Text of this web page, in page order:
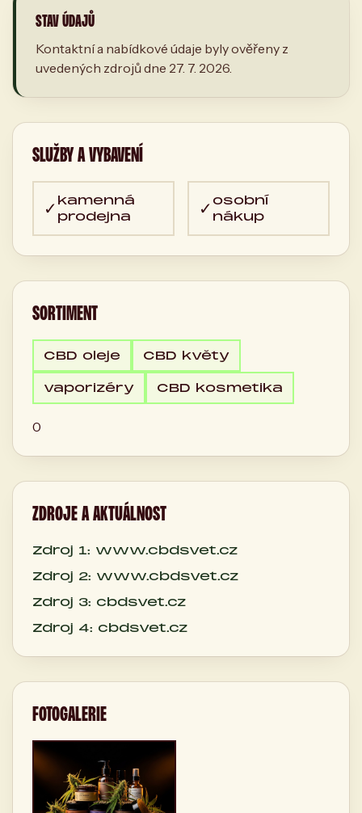
STAV ÚDAJŮ
Kontaktní a nabídkové údaje byly ověřeny z
uvedených zdrojů dne 27. 7. 2026.
SLUŽBY A VYBAVENÍ
✓ kamenná
prodejna
✓ osobní
nákup
SORTIMENT
CBD oleje CBD květy
vaporizéry CBD kosmetika
0
ZDROJE A AKTUÁLNOST
Zdroj 1: www.cbdsvet.cz
Zdroj 2: www.cbdsvet.cz
Zdroj 3: cbdsvet.cz
Zdroj 4: cbdsvet.cz
FOTOGALERIE